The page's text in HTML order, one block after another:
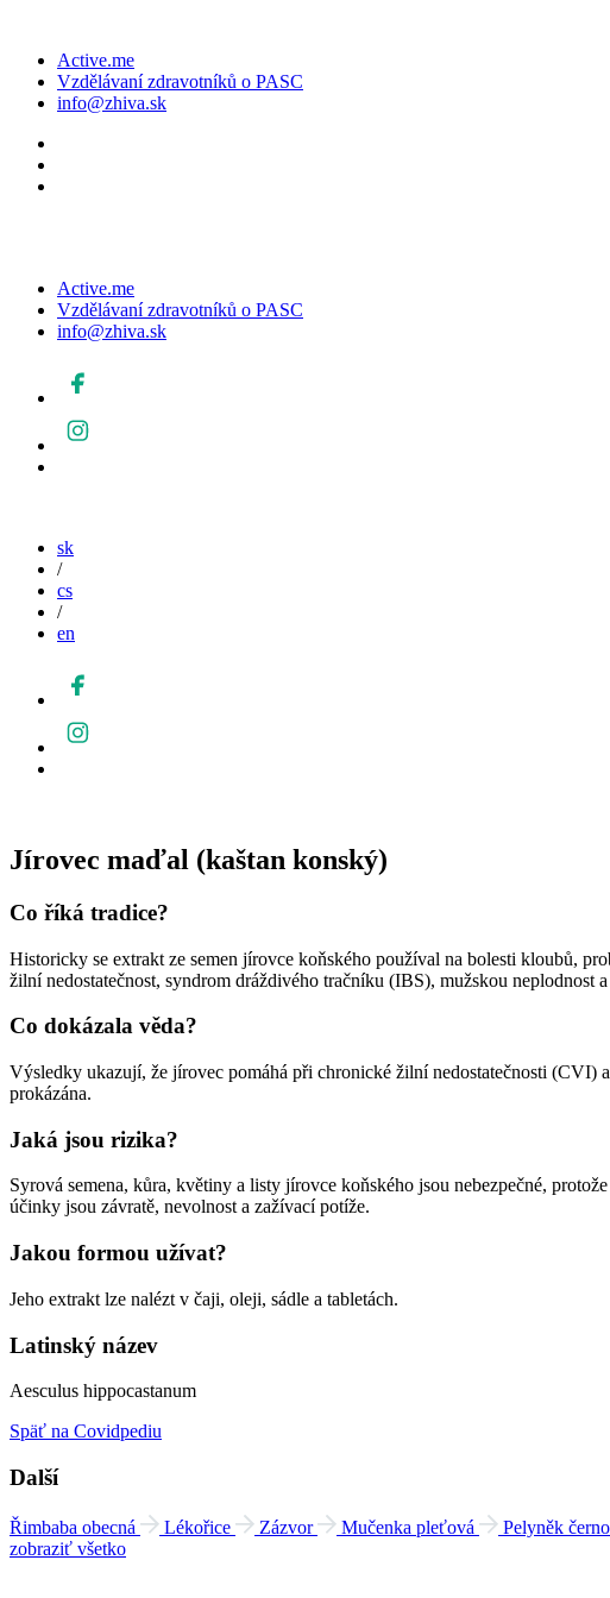
Active.me
Vzdělávaní zdravotníků o PASC
info@zhiva.sk
Active.me
Vzdělávaní zdravotníků o PASC
info@zhiva.sk
sk
/
cs
/
en
Jírovec maďal (kaštan konský)
Co říká tradice?
Historicky se extrakt ze semen jírovce koňského používal na bolesti kloubů,
žilní nedostatečnost, syndrom dráždivého tračníku (IBS), mužskou neplodnost
Co dokázala věda?
Výsledky ukazují, že jírovec pomáhá při chronické žilní nedostatečnosti (CVI)
prokázána.
Jaká jsou rizika?
Syrová semena, kůra, květiny a listy jírovce koňského jsou nebezpečné,
účinky jsou závratě, nevolnost a zažívací potíže.
Jakou formou užívat?
Jeho extrakt lze nalézt v čaji, oleji, sádle a tabletách.
Latinský název
Aesculus hippocastanum
Späť na Covidpediu
Další
Řimbaba obecná Lékořice Zázvor Mučenka pleťová Pelyněk
zobraziť všetko